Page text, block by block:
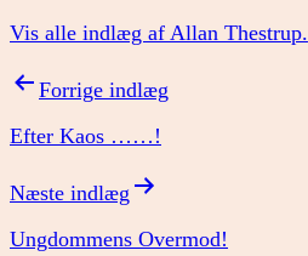
Vis alle indlæg af Allan Thestrup.
Indlægsnavigation
Forrige indlæg
Efter Kaos ……!
Næste indlæg
Ungdommens Overmod!